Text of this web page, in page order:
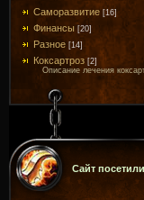
Саморазвитие [16]
Финансы [20]
Разное [14]
Коксартроз [2]
Описание лечения
Сайт